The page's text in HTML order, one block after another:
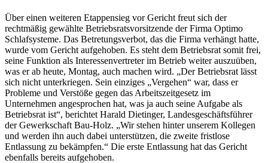
Über einen weiteren Etappensieg vor Gericht freut sich der
rechtmäßig gewählte Betriebsratsvorsitzende der Firma Optimo
Schlafsysteme. Das Betretungsverbot, das die Firma verhängt hatte,
wurde vom Gericht aufgehoben. Es steht dem Betriebsrat somit frei,
seine Funktion als Interessenvertreter im Betrieb weiter auszuüben,
was er ab heute, Montag, auch machen wird. „Der Betriebsrat lässt
sich nicht unterkriegen. Sein einziges „Vergehen“ war, dass er
Probleme und Verstöße gegen das Arbeitszeitgesetz im
Unternehmen angesprochen hat, was ja auch seine Aufgabe als
Betriebsrat ist“, berichtet Harald Dietinger, Landesgeschäftsführer
der Gewerkschaft Bau-Holz. „Wir stehen hinter unserem Kollegen
und werden ihn auch dabei unterstützen, die zweite fristlose
Entlassung zu bekämpfen.“ Die erste Entlassung hat das Gericht
ebenfalls bereits aufgehoben.